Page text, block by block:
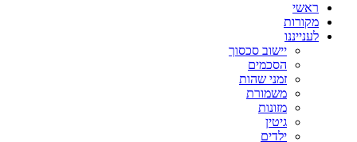
ראשי
מקורות
לענייננו
יישוב סכסוך
הסכמים
זמני שהות
משמורת
מזונות
גיטין
ילדים